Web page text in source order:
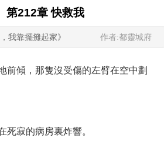
第212章 快救我
我靠擺攤起家》 作者:都靈城府
前傾，那隻沒受傷的左臂在空中劃
死寂的病房裏炸響。